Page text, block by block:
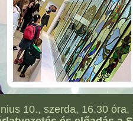
10., szerda, 16.30